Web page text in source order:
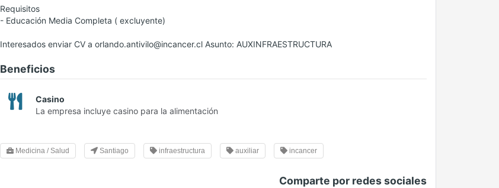
Requisitos
- Educación Media Completa ( excluyente)
Interesados enviar CV a orlando.antivilo@incancer.cl Asunto: AUXINFRAESTRUCTURA
Beneficios
Casino
La empresa incluye casino para la alimentación
Medicina / Salud Santiago infraestructura auxiliar incancer
Comparte por redes sociales